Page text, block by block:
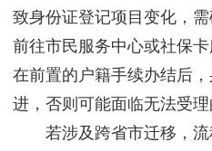
致身份证登记项目变化，
前往市民服务中心或社保
在前置的户籍手续办结后
进，否则可能面临无法受理
若涉及跨省市迁移，流